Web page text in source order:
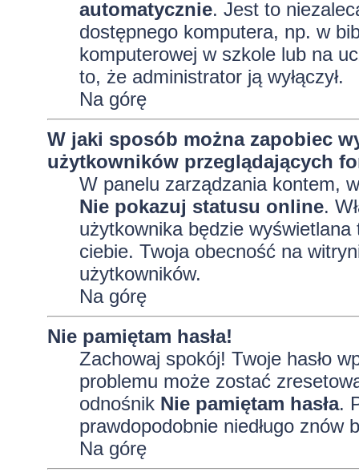
automatycznie. Jest to
dostępnego komputera, np. w
komputerowej w szkole lub na
to, że administrator ją wyłączył.
Na górę
W jaki sposób można zapobiec
użytkowników przeglądających
W panelu zarządzania kontem,
Nie pokazuj statusu online.
użytkownika będzie
ciebie. Twoja obecność na
użytkowników.
Na górę
Nie pamiętam hasła!
Zachowaj spokój! Twoje hasło
problemu może zostać
odnośnik Nie pamiętam hasła.
prawdopodobnie niedługo znów
Na górę